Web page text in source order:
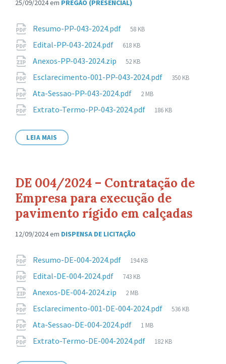
25/09/2024em PREGÃO (PRESENCIAL)
Anexos
Resumo-PP-043-2024.pdf
Tamanho
arquivo:
58 KB
Edital-PP-043-2024.pdf
Tamanho
arquivo:
618 KB
Anexos-PP-043-2024.zip
Tamanho
arquivo:
52 KB
Esclarecimento-001-PP-043-2024.pdf
Tamanho
350 KB
Ata-Sessao-PP-043-2024.pdf
Tamanho
arquivo:
2 MB
Extrato-Termo-PP-043-2024.pdf
Tamanho
186 KB
LEIA MAIS
DE 004/2024 – Contratação de
Empresa para execução de
pavimento rígido em calçadas
12/09/2024em DISPENSA DE LICITAÇÃO
Anexos
Resumo-DE-004-2024.pdf
Tamanho
arquivo:
194 KB
Edital-DE-004-2024.pdf
Tamanho
arquivo:
743 KB
Anexos-DE-004-2024.zip
Tamanho
arquivo:
2 MB
Esclarecimento-001-DE-004-2024.pdf
Tamanho
536 KB
Ata-Sessao-DE-004-2024.pdf
Tamanho
arquivo:
1 MB
Extrato-Termo-DE-004-2024.pdf
Tamanho
182 KB